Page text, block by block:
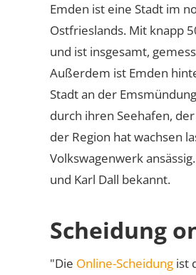
Emden ist eine Stadt im
Ostfrieslands. Mit knapp
und ist insgesamt,
Außerdem ist Emden
Stadt an der
durch ihren Seehafen,
der Region hat wachsen
Volkswagenwerk
und Karl Dall bekannt.
Scheidung
"Die Online-Scheidung ist